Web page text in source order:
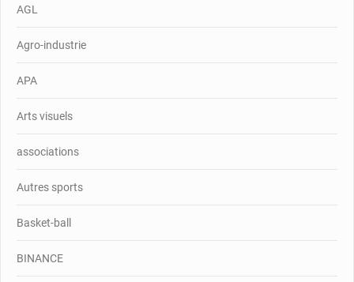
AGL
Agro-industrie
APA
Arts visuels
associations
Autres sports
Basket-ball
BINANCE